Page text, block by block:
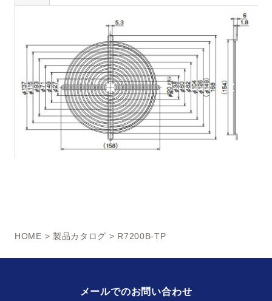
HOME > 製品カタログ > R7200B-TP
メールでのお問い合わせ